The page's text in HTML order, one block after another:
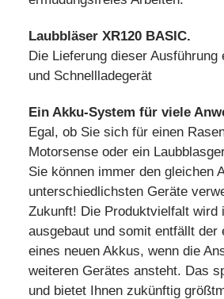
Laubbläser XR120 BASIC.
Die Lieferung dieser Ausführung
und Schnellladegerät
Ein Akku-System für viele
Egal, ob Sie sich für einen
Motorsense oder ein
Sie können immer den gleichen
unterschiedlichsten Geräte
Zukunft! Die Produktvielfalt wird
ausgebaut und somit entfällt der
eines neuen Akkus, wenn die
weiteren Gerätes ansteht. Das
und bietet Ihnen zukünftig